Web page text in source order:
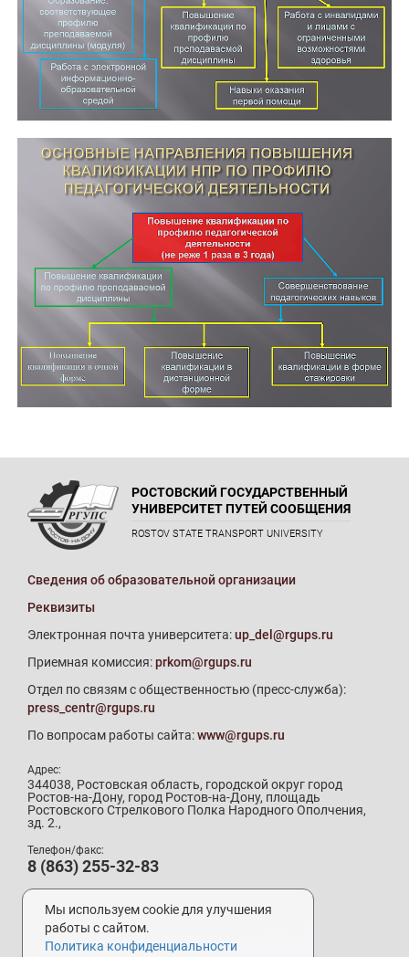
РОСТОВСКИЙ ГОСУДАРСТВЕННЫЙ
УНИВЕРСИТЕТ ПУТЕЙ СООБЩЕНИЯ
ROSTOV STATE TRANSPORT UNIVERSITY
Сведения об образовательной организации
Реквизиты
Электронная почта университета:up_del@rgups.ru
Приемная комиссия:prkom@rgups.ru
Отдел по связям с общественностью (пресс-служба):
press_centr@rgups.ru
По вопросам работы сайта:www@rgups.ru
Адрес:
344038, Ростовская область, городской округ город
Ростов-на-Дону, город Ростов-на-Дону, площадь
Ростовского Стрелкового Полка Народного Ополчения,
зд. 2.,
Телефон/факс:
8 (863) 255-32-83
Телефон приемной комиссии:
8 (800) 707-19-29
8 (863) 272-64-88
Мы используем cookie для улучшения
работы с сайтом.
Политика конфиденциальности